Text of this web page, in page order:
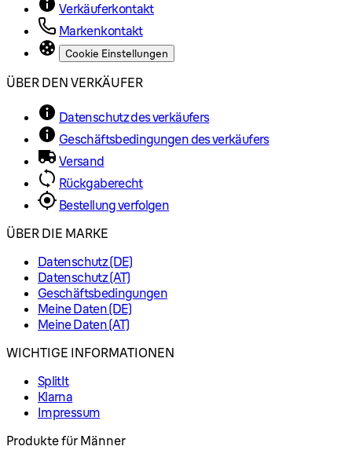
Verkäuferkontakt
Markenkontakt
Cookie Einstellungen
ÜBER DEN VERKÄUFER
Datenschutz des verkäufers
Geschäftsbedingungen des verkäufers
Versand
Rückgaberecht
Bestellung verfolgen
ÜBER DIE MARKE
Datenschutz (DE)
Datenschutz (AT)
Geschäftsbedingungen
Meine Daten (DE)
Meine Daten (AT)
WICHTIGE INFORMATIONEN
SplitIt
Klarna
Impressum
Produkte für Männer